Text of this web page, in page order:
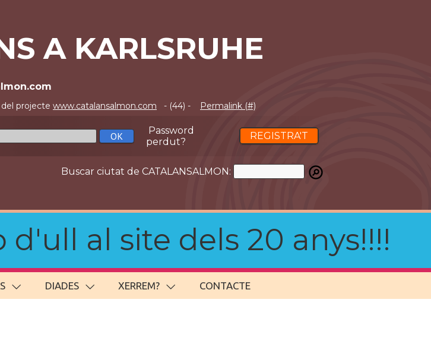
A KARLSRUHE
projecte www.catalansalmon.com - (44) - Permalink (#)
Password
perdut?
REGISTRA'T
Buscar ciutat de CATALANSALMON:
al site dels 20 anys!!!!
DIADES XERREM? CONTACTE